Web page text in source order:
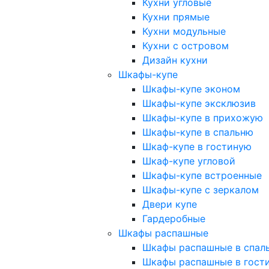
Кухни угловые
Кухни прямые
Кухни модульные
Кухни с островом
Дизайн кухни
Шкафы-купе
Шкафы-купе эконом
Шкафы-купе эксклюзив
Шкафы-купе в прихожую
Шкафы-купе в спальню
Шкаф-купе в гостиную
Шкаф-купе угловой
Шкафы-купе встроенные
Шкафы-купе с зеркалом
Двери купе
Гардеробные
Шкафы распашные
Шкафы распашные в
Шкафы распашные в